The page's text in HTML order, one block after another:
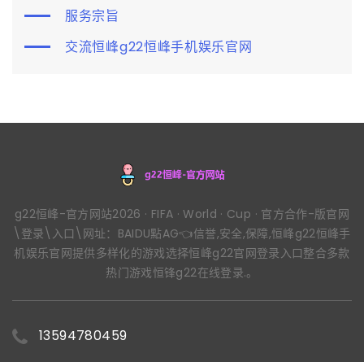
服务宗旨
交流恒峰g22恒峰手机娱乐官网
g22恒峰-官方网站2026 · FIFA · World · Cup · 官方合作-版官网
\登录\入口\网址：BAIDU點AG👈信誉,安全,保障,恒峰g22恒峰手
机娱乐官网提供多样化的游戏选择恒峰g22官网登录入口整合多款
热门游戏恒锋g22在线登录.。
13594780459